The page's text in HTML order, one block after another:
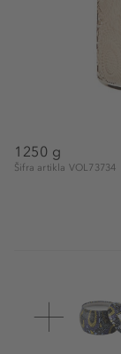
1250 g
Šifra artikla VOL73734